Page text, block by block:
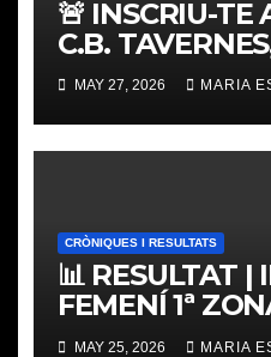
🚨 INSCRIU-TE
C.B.
PLACES
MAY 27, 2026 MARIA
CRÒNIQUES I RESULTATS
📊 RESULTAT |
FEMENÍ 1ª
MAY 25, 2026 MARIA